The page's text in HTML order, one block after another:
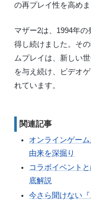
の再プレイ性を高めま
マザー2は、1994年
得し続けました。そ
ムプレイは、新しい
を与え続け、ビデオ
れています。
関連記事
オンラインゲー
由来を深掘り
コラボイベント
底解説
今さら聞けない